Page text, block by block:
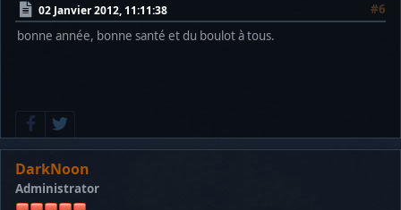
02 Janvier 2012, 11:11:38
#6
bonne année, bonne santé et du boulot à tous.
DarkNoon
Administrator